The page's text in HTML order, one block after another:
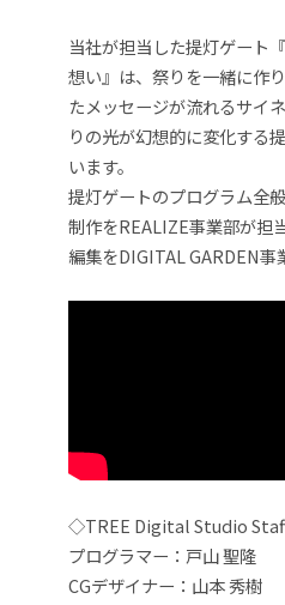
当社が担当した提灯ゲート
想い』は、祭りを一緒に作
たメッセージが流れるサイ
りの光が幻想的に変化する
います。
提灯ゲートのプログラム全
制作をREALIZE事業部が担当
編集をDIGITAL GARDEN事
◇TREE Digital Studio
プログラマー：戸山 聖隆
CGデザイナー：山本 秀樹